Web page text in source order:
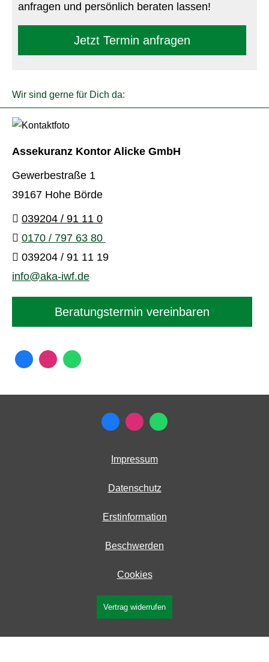
anfragen und persönlich beraten lassen!
Jetzt Termin anfragen
Wir sind gerne für Dich da:
Assekuranz Kontor Alicke GmbH
Gewerbestraße 1
39167 Hohe Börde
039204 / 91 11 0
0170 / 797 63 80
039204 / 91 11 19
info@aka-iwf.de
Beratungstermin vereinbaren
Impressum
Datenschutz
Erstinformation
Beschwerden
Cookies
Vertrag widerrufen